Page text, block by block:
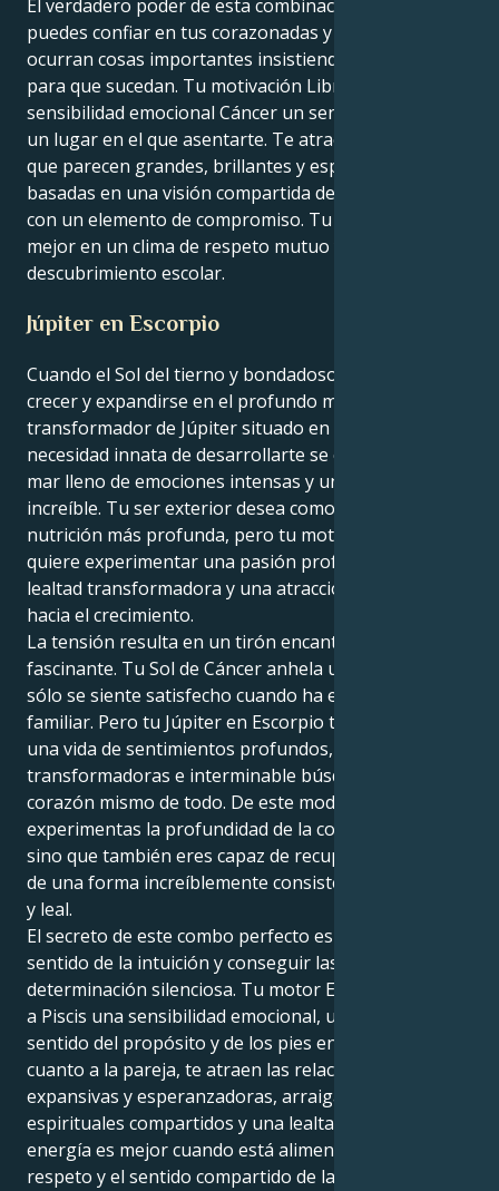
El verdadero poder de esta combinación es que
puedes confiar en tus corazonadas y hacer que
ocurran cosas importantes insistiendo en silencio
para que sucedan. Tu motivación Libra confiere a tu
sensibilidad emocional Cáncer un sentido de misión y
un lugar en el que asentarte. Te atraen las relaciones
que parecen grandes, brillantes y esperanzadoras,
basadas en una visión compartida de lo trascendente
con un elemento de compromiso. Tu esfuerzo es
mejor en un clima de respeto mutuo y de
descubrimiento escolar.
Júpiter en Escorpio
Cuando el Sol del tierno y bondadoso Cáncer desea
crecer y expandirse en el profundo mundo
transformador de Júpiter situado en Escorpio, tu
necesidad innata de desarrollarte se convierte en un
mar lleno de emociones intensas y una lealtad
increíble. Tu ser exterior desea comodidad y una
nutrición más profunda, pero tu motivación interior
quiere experimentar una pasión profunda, una
lealtad transformadora y una atracción envolvente
hacia el crecimiento.
La tensión resulta en un tirón encantador y
fascinante. Tu Sol de Cáncer anhela un nido seguro y
sólo se siente satisfecho cuando ha encontrado lo
familiar. Pero tu Júpiter en Escorpio te arrastra hacia
una vida de sentimientos profundos, ambiciones
transformadoras e interminable búsqueda del
corazón mismo de todo. De este modo, no sólo
experimentas la profundidad de la conexión humana,
sino que también eres capaz de recuperar tu energía
de una forma increíblemente consistente, protectora
y leal.
El secreto de este combo perfecto es seguir tu
sentido de la intuición y conseguir las cosas con una
determinación silenciosa. Tu motor Escorpio confiere
a Piscis una sensibilidad emocional, unida a un
sentido del propósito y de los pies en la tierra. En
cuanto a la pareja, te atraen las relaciones
expansivas y esperanzadoras, arraigadas en ideales
espirituales compartidos y una lealtad feroz. Tu
energía es mejor cuando está alimentada por el
respeto y el sentido compartido de la maravilla.